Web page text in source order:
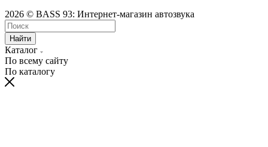
2026 © BASS 93: Интернет-магазин автозвука
Найти
Каталог
По всему сайту
По каталогу